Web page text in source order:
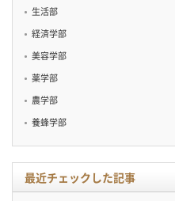
生活部
経済学部
美容学部
薬学部
農学部
養蜂学部
最近チェックした記事